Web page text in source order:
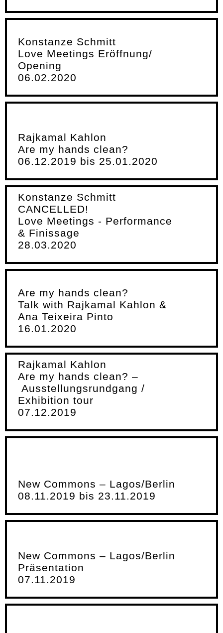
Konstanze Schmitt
Love Meetings Eröffnung/
Opening
06.02.2020
Rajkamal Kahlon
Are my hands clean?
06.12.2019 bis 25.01.2020
Konstanze Schmitt
CANCELLED!
Love Meetings - Performance
& Finissage
28.03.2020
Are my hands clean?
Talk with Rajkamal Kahlon &
Ana Teixeira Pinto
16.01.2020
Rajkamal Kahlon
Are my hands clean? –
Ausstellungsrundgang /
Exhibition tour
07.12.2019
New Commons – Lagos/Berlin
08.11.2019 bis 23.11.2019
New Commons – Lagos/Berlin
Präsentation
07.11.2019